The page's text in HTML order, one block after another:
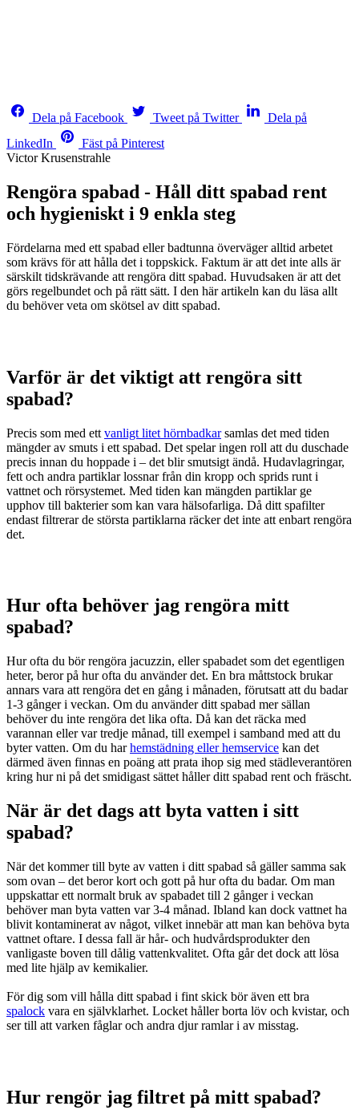
Dela på Facebook Tweet på Twitter
Dela på
LinkedIn
Fäst på Pinterest
Victor Krusenstrahle
Rengöra spabad - Håll ditt spabad rent
och hygieniskt i 9 enkla steg
Fördelarna med ett spabad eller badtunna överväger alltid arbetet
som krävs för att hålla det i toppskick. Faktum är att det inte alls är
särskilt tidskrävande att rengöra ditt spabad. Huvudsaken är att det
görs regelbundet och på rätt sätt. I den här artikeln kan du läsa allt
du behöver veta om skötsel av ditt spabad.
Varför är det viktigt att rengöra sitt
spabad?
Precis som med ett vanligt litet hörnbadkarsamlas det med tiden
mängder av smuts i ett spabad. Det spelar ingen roll att du duschade
precis innan du hoppade i – det blir smutsigt ändå. Hudavlagringar,
fett och andra partiklar lossnar från din kropp och sprids runt i
vattnet och rörsystemet. Med tiden kan mängden partiklar ge
upphov till bakterier som kan vara hälsofarliga. Då ditt spafilter
endast filtrerar de största partiklarna räcker det inte att enbart rengöra
det.
Hur ofta behöver jag rengöra mitt
spabad?
Hur ofta du bör rengöra jacuzzin, eller spabadet som det egentligen
heter, beror på hur ofta du använder det. En bra måttstock brukar
annars vara att rengöra det en gång i månaden, förutsatt att du badar
1-3 gånger i veckan. Om du använder ditt spabad mer sällan
behöver du inte rengöra det lika ofta. Då kan det räcka med
varannan eller var tredje månad, till exempel i samband med att du
byter vatten. Om du har hemstädning eller hemservice kan det
därmed även finnas en poäng att prata ihop sig med städleverantören
kring hur ni på det smidigast sättet håller ditt spabad rent och fräscht.
När är det dags att byta vatten i sitt
spabad?
När det kommer till byte av vatten i ditt spabad så gäller samma sak
som ovan – det beror kort och gott på hur ofta du badar. Om man
uppskattar ett normalt bruk av spabadet till 2 gånger i veckan
behöver man byta vatten var 3-4 månad. Ibland kan dock vattnet ha
blivit kontaminerat av något, vilket innebär att man kan behöva byta
vattnet oftare. I dessa fall är hår- och hudvårdsprodukter den
vanligaste boven till dålig vattenkvalitet. Ofta går det dock att lösa
med lite hjälp av kemikalier.
För dig som vill hålla ditt spabad i fint skick bör även ett bra
spalock vara en självklarhet. Locket håller borta löv och kvistar, och
ser till att varken fåglar och andra djur ramlar i av misstag.
Hur rengör jag filtret på mitt spabad?